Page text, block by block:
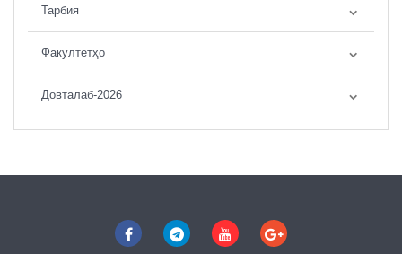
Тарбия
Факултетҳо
Довталаб-2026